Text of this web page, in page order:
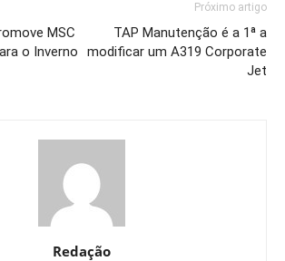
MSC
o Inverno
Próximo artigo
TAP Manutenção é a 1ª a
modificar um A319 Corporate
Jet
Redação